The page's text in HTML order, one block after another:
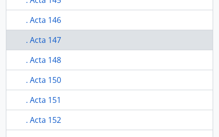
. Acta 146
. Acta 147
. Acta 148
. Acta 150
. Acta 151
. Acta 152